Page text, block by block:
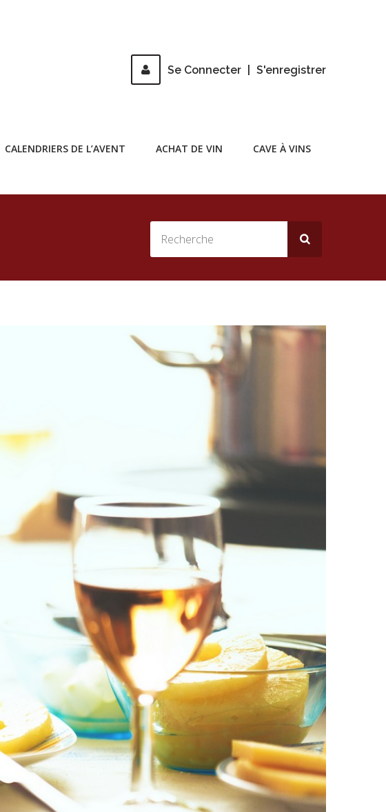
Se Connecter S'enregistrer
CALENDRIERS DE L’AVENT ACHAT DE VIN CAVE À VINS